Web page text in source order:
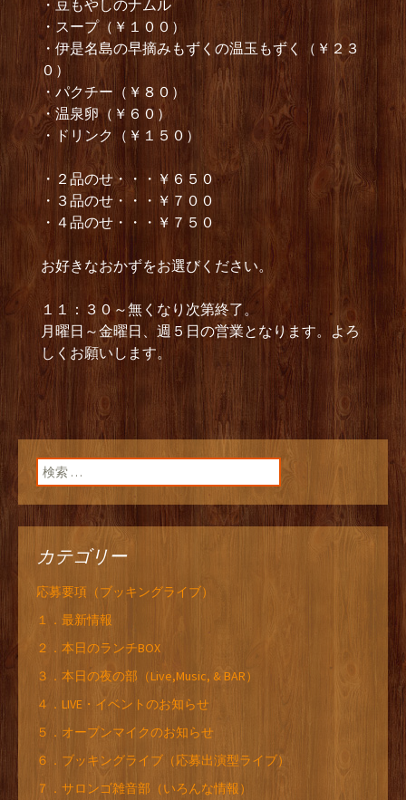
・豆もやしのナムル
・スープ（￥１００）
・伊是名島の早摘みもずくの温玉もずく（￥２３
０）
・パクチー（￥８０）
・温泉卵（￥６０）
・ドリンク（￥１５０）
・２品のせ・・・￥６５０
・３品のせ・・・￥７００
・４品のせ・・・￥７５０
お好きなおかずをお選びください。
１１：３０～無くなり次第終了。
月曜日～金曜日、週５日の営業となります。よろ
しくお願いします。
検索:
カテゴリー
応募要項（ブッキングライブ）
１．最新情報
２．本日のランチBOX
３．本日の夜の部（Live,Music, & BAR）
４．LIVE・イベントのお知らせ
５．オープンマイクのお知らせ
６．ブッキングライブ（応募出演型ライブ）
７．サロンゴ雑音部（いろんな情報）